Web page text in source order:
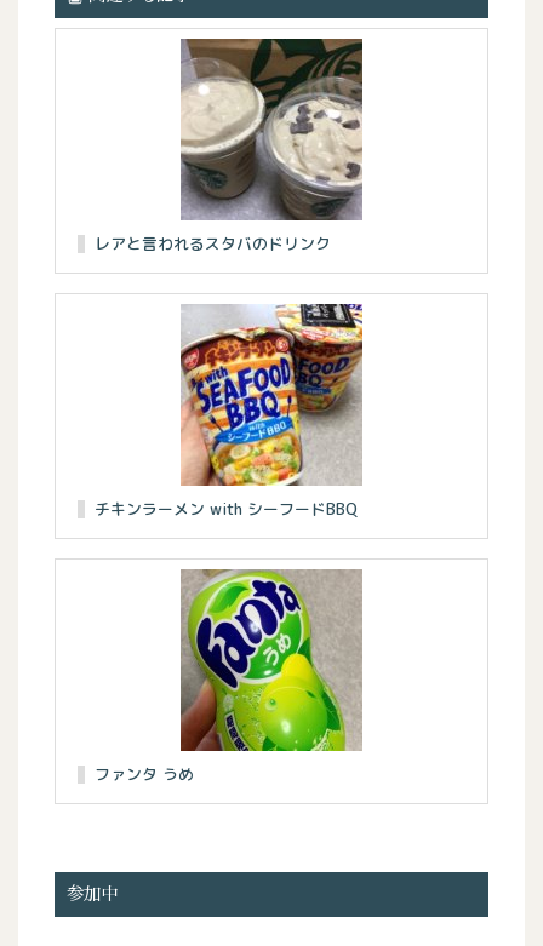
レアと言われるスタバのドリンク
チキンラーメン with シーフードBBQ
ファンタ うめ
参加中